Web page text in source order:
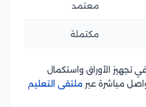
معتمد
مكتملة
تجهيز الأوراق واستكمال
مباشرة عبر ملتقى التعليم